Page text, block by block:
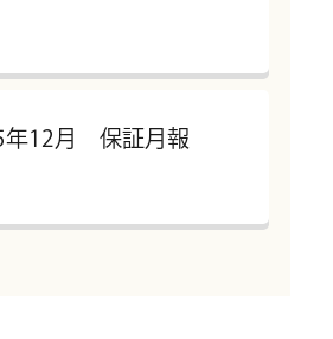
年12月 保証月報